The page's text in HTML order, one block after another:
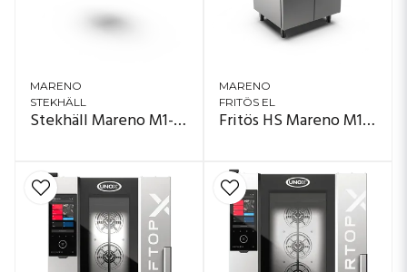
MARENO
STEKHÄLL
Stekhäll Mareno M1-70 FT74ELT#
MARENO
FRITÖS EL
Fritös HS Mareno M1-70 FR78E15KA